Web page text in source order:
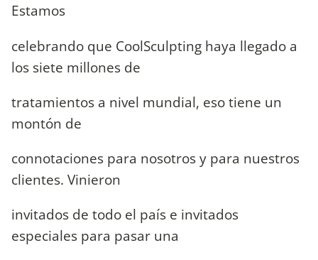
Estamos
celebrando que CoolSculpting haya llegado a
los siete millones de
tratamientos a nivel mundial, eso tiene un
montón de
connotaciones para nosotros y para nuestros
clientes. Vinieron
invitados de todo el país e invitados
especiales para pasar una